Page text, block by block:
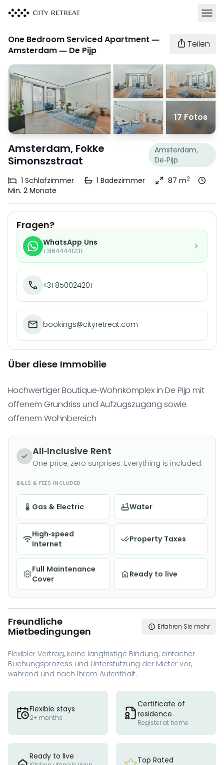
One Bedroom Serviced Apartment —
Amsterdam — De Pijp
Teilen
17 Fotos
Amsterdam, Fokke
Simonszstraat
Amsterdam,
De-Pijp
1 Schlafzimmer 1 Badezimmer 87 m2
Min. 2 Monate
Fragen?
WhatsApp Uns
+31644441231
+31 850024201
bookings@cityretreat.com
Über diese Immobilie
Hochwertiger Boutique-Wohnkomplex in De Pijp mit
offenem Grundriss und Aufzugszugang sowie
offenem Wohnbereich
All-Inclusive Rent
One price, zero surprises. Everything is included.
BILLS & FEES INCLUDED
Gas & Electric Water
High-speed
Internet
Property Taxes
Full Maintenance
Cover
Ready to live
Freundliche
Mietbedingungen
Erfahren Sie mehr
Flexibler Vertrag, keine langfristige Bindung, einfacher
Buchungsprozess und Unterstützung der Mieter vor,
während und nach Ihrem Aufenthalt.
Flexible stays
2+ months
Certificate of
residence
Register at home
Ready to live Top Rated